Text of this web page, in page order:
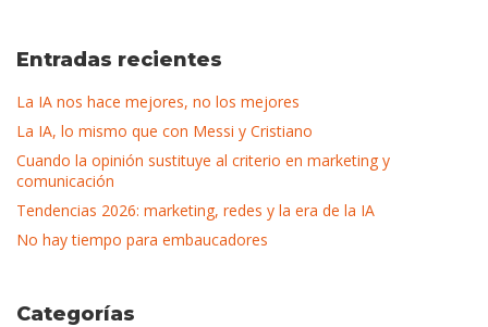
Entradas recientes
La IA nos hace mejores, no los mejores
La IA, lo mismo que con Messi y Cristiano
Cuando la opinión sustituye al criterio en marketing y
comunicación
Tendencias 2026: marketing, redes y la era de la IA
No hay tiempo para embaucadores
Categorías